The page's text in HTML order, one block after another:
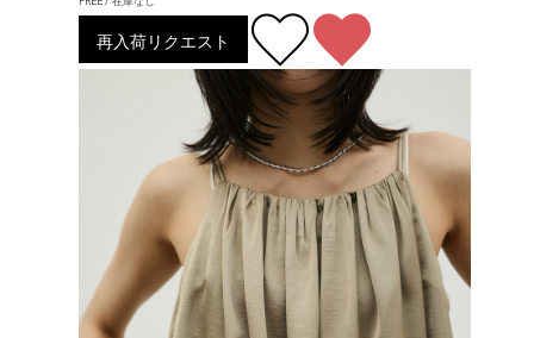
再入荷リクエスト